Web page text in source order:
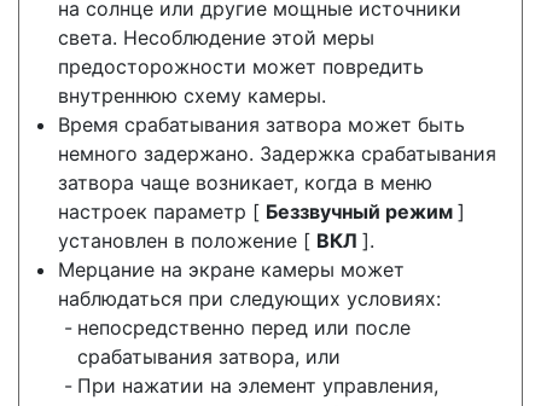
на солнце или другие мощные источники
света. Несоблюдение этой меры
предосторожности может повредить
внутреннюю схему камеры.
Время срабатывания затвора может быть
немного задержано. Задержка срабатывания
затвора чаще возникает, когда в меню
настроек параметр [ Беззвучный режим ]
установлен в положение [ ВКЛ ].
Мерцание на экране камеры может
наблюдаться при следующих условиях:
непосредственно перед или после
срабатывания затвора, или
При нажатии на элемент управления,